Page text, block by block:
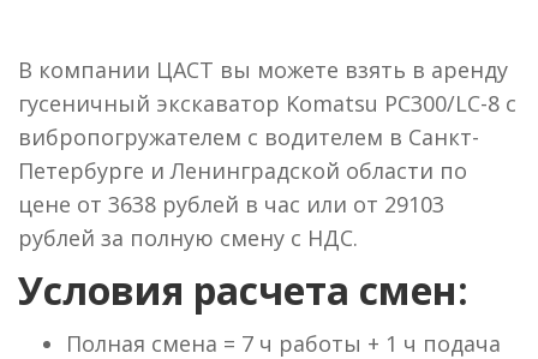
В компании ЦАСТ вы можете взять в аренду
гусеничный экскаватор Komatsu PC300/LC-8 с
вибропогружателем с водителем в Санкт-
Петербурге и Ленинградской области по
цене от 3638 рублей в час или от 29103
рублей за полную смену с НДС.
Условия расчета смен:
Полная смена = 7 ч работы + 1 ч подача